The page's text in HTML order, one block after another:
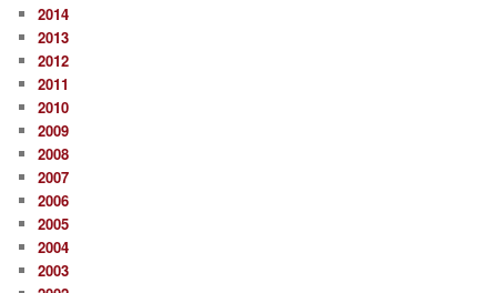
c
h
e
2014
2013
2012
2011
2010
2009
2008
2007
2006
2005
2004
2003